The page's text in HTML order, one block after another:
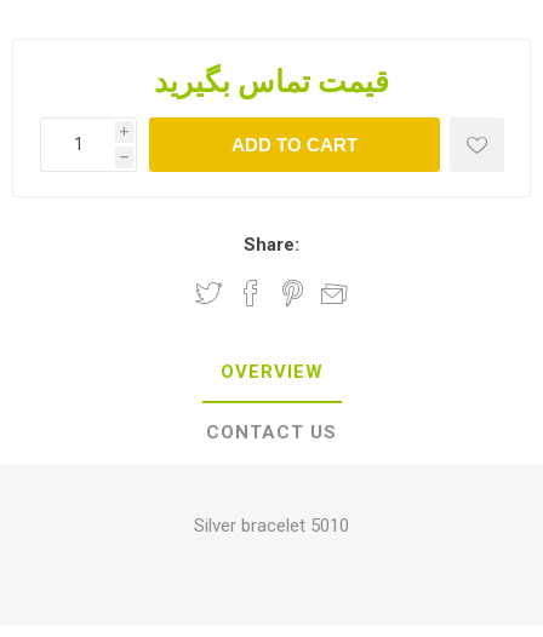
قیمت تماس بگیرید
i
h
ADD TO CART
Share:
OVERVIEW
CONTACT US
Silver bracelet 5010